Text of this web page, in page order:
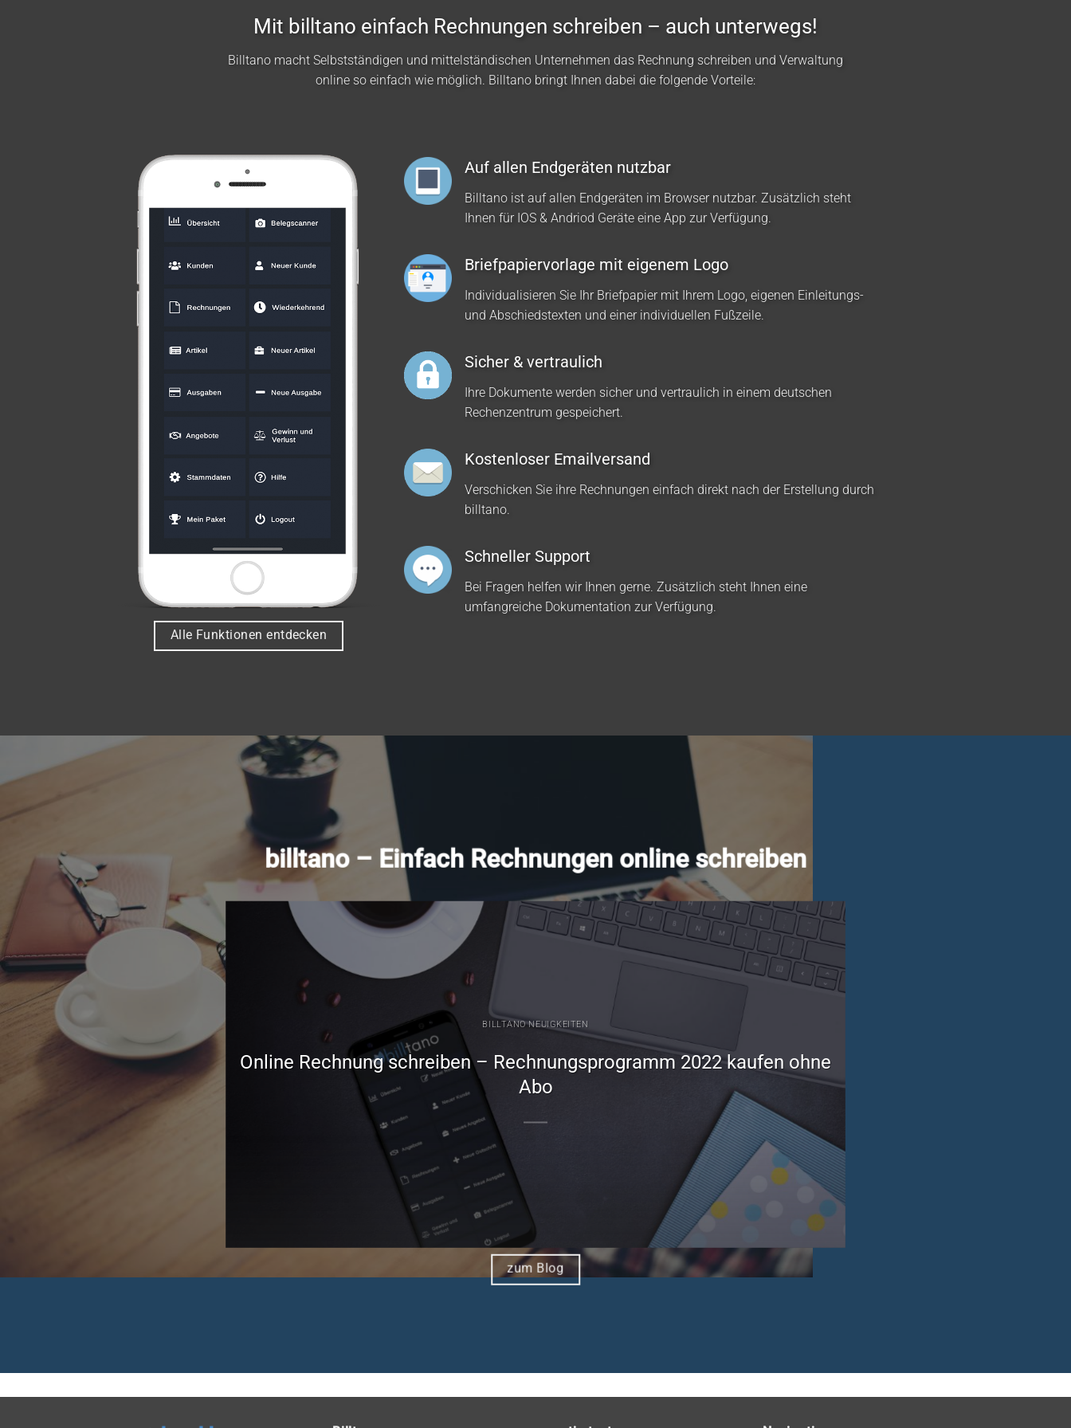
Mit billtano einfach Rechnungen schreiben – auch unterwegs!
Billtano macht Selbstständigen und mittelständischen Unternehmen das Rechnung schreiben und Verwaltung
online so einfach wie möglich. Billtano bringt Ihnen dabei die folgende Vorteile:
Alle Funktionen entdecken
Auf allen Endgeräten nutzbar
Billtano ist auf allen Endgeräten im Browser nutzbar. Zusätzlich steht
Ihnen für IOS & Andriod Geräte eine App zur Verfügung.
Briefpapiervorlage mit eigenem Logo
Individualisieren Sie Ihr Briefpapier mit Ihrem Logo, eigenen Einleitungs-
und Abschiedstexten und einer individuellen Fußzeile.
Sicher & vertraulich
Ihre Dokumente werden sicher und vertraulich in einem deutschen
Rechenzentrum gespeichert.
Kostenloser Emailversand
Verschicken Sie ihre Rechnungen einfach direkt nach der Erstellung durch
billtano.
Schneller Support
Bei Fragen helfen wir Ihnen gerne. Zusätzlich steht Ihnen eine
umfangreiche Dokumentation zur Verfügung.
billtano – Einfach Rechnungen online schreiben
BILLTANO NEUIGKEITEN
Online Rechnung schreiben – Rechnungsprogramm 2022 kaufen ohne
Abo
zum Blog